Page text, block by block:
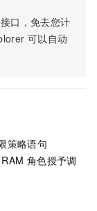
口，免去您计
可以自动
策略语句
RAM 角色授予调